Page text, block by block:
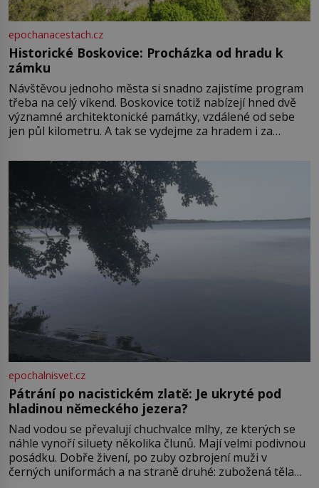
epochanacestach.cz
Historické Boskovice: Procházka od hradu k
zámku
Návštěvou jednoho města si snadno zajistíme program
třeba na celý víkend. Boskovice totiž nabízejí hned dvě
významné architektonické památky, vzdálené od sebe
jen půl kilometru. A tak se vydejme za hradem i za
Boskovice na okraji Drahanské vrchoviny vznikla někdy
ve13. století, a už v roce 1313 kronikáři zaznamenali
epochalnisvet.cz
Pátrání po nacistickém zlatě: Je ukryté pod
hladinou německého jezera?
Nad vodou se převalují chuchvalce mlhy, ze kterých se
náhle vynoří siluety několika člunů. Mají velmi podivnou
posádku. Dobře živení, po zuby ozbrojení muži v
černých uniformách a na straně druhé: zubožená těla